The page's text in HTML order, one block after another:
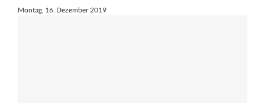
Montag, 16. Dezember 2019